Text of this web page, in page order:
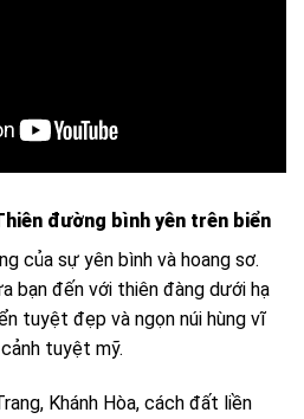
đường bình yên trên biển
của sự yên bình và hoang sơ.
bạn đến với thiên đàng dưới hạ
tuyệt đẹp và ngọn núi hùng vĩ
tuyệt mỹ.
Khánh Hòa, cách đất liền